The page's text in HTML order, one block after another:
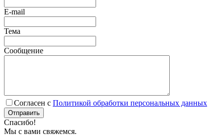
E-mail
Тема
Сообщение
Согласен с Политикой обработки персональных данных
Отправить
Спасибо!
Мы с вами свяжемся.